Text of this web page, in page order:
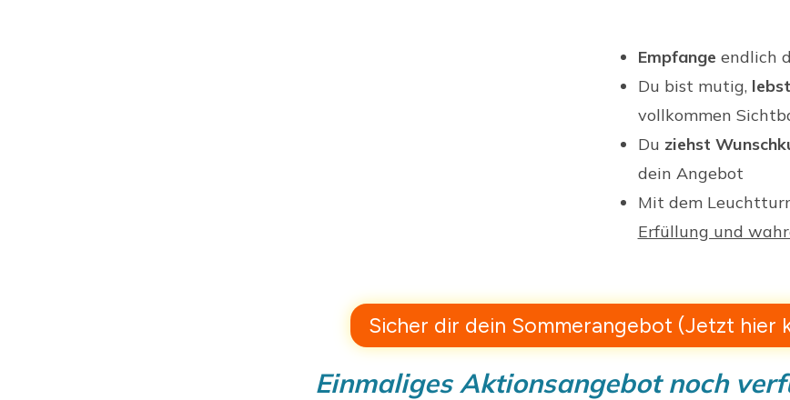
Empfange endlich
Du bist mutig,
vollkommen
Du ziehst
dein Angebot
Mit dem
Erfüllung und
Sicher dir dein Sommerangebot (Jetzt hier
Einmaliges Aktionsangebot noch